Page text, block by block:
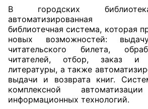
В городских
автоматизированная
библиотечная система, которая
новых возможностей:
читательского билета,
читателей, отбор, заказ и
литературы, а также
выдачи и возврата книг.
комплексной
информационных технологий.